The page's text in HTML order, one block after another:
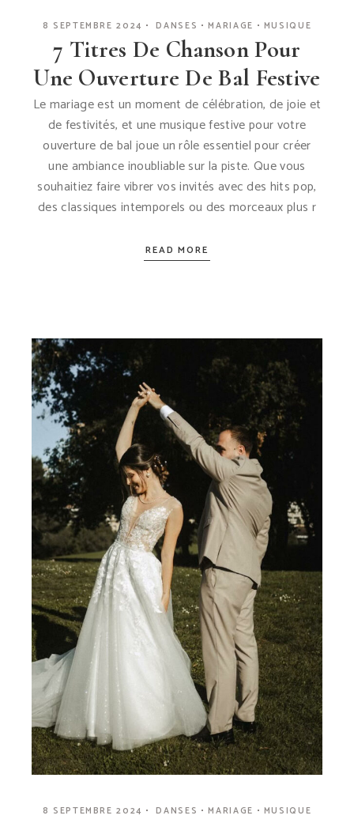
8 SEPTEMBRE 2024 DANSES MARIAGE MUSIQUE
7 Titres De Chanson Pour
Une Ouverture De Bal Festive
Le mariage est un moment de célébration, de joie et
de festivités, et une musique festive pour votre
ouverture de bal joue un rôle essentiel pour créer
une ambiance inoubliable sur la piste. Que vous
souhaitiez faire vibrer vos invités avec des hits pop,
des classiques intemporels ou des morceaux plus r
READ MORE
8 SEPTEMBRE 2024 DANSES MARIAGE MUSIQUE